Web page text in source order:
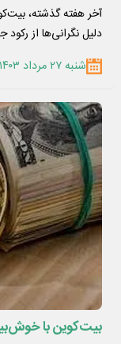
آخر هفته گذشته،
دلیل نگرانی‌ها از
شنبه ۲۷ مرداد ۱۴۰۳
بیت‌کوین با